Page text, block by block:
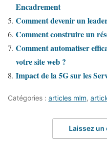
Encadrement
Comment devenir un
Comment construire un
Comment automatiser
votre site web ?
Impact de la 5G sur les
Catégories : articles mlm,
Laissez